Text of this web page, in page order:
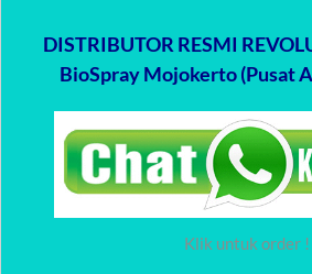
DISTRIBUTOR RESMI
BioSpray Mojokerto (Pusat
Klik untuk order !